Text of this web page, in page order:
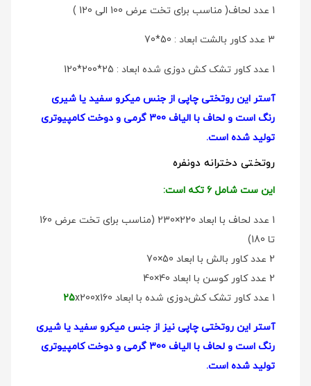
1 عدد لحاف( مناسب برای تخت عرض 100 الی 120 )
3 عدد کاور بالشت ابعاد : 50*70
1 عدد کاور تشک کش دوزی شده ابعاد : 25*200*120
آستر این روتختی چاپی از جنس میکرو سفید یا شیری
رنگ است و لحاف با الیاف 300 گرمی و دوخت کامپیوتری
تولید شده است.
روتختی دخترانه دو‌نفره
این ست شامل 6 تکه است:
1 عدد لحاف با ابعاد 220×230 (مناسب برای تخت عرض 160
تا 180)
2 عدد کاور بالش با ابعاد 50×70
2 عدد کاور کوسن با ابعاد 40×40
1 عدد کاور تشک کش‌دوزی شده با ابعاد
25x200x160
آستر این روتختی چاپی نیز از جنس میکرو سفید یا شیری
رنگ است و لحاف با الیاف 300 گرمی و دوخت کامپیوتری
تولید شده است.